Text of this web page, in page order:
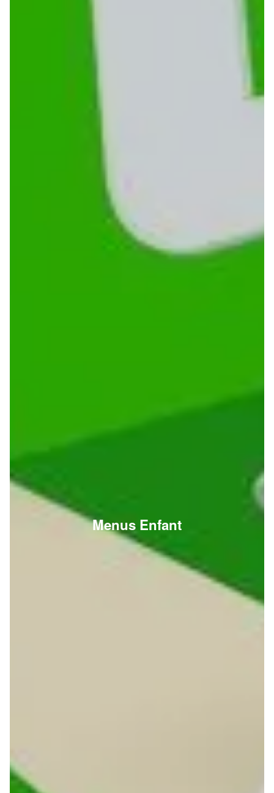
Menus Enfant